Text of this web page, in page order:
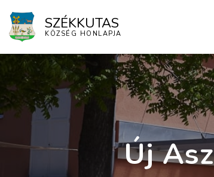
SZÉKKUTAS
KÖZSÉG HONLAPJA
Új